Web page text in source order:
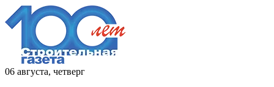
06 августа, четверг